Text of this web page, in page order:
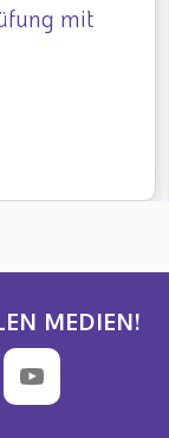
mit
MEDIEN!